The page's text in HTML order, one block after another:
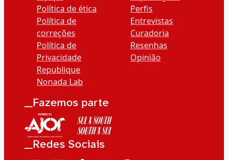
Política de ética
Política de
correções
Política de
Privacidade
Republique
Nonada Lab
Perfis
Entrevistas
Curadoria
Resenhas
Opinião
__Fazemos parte
__Redes Sociais